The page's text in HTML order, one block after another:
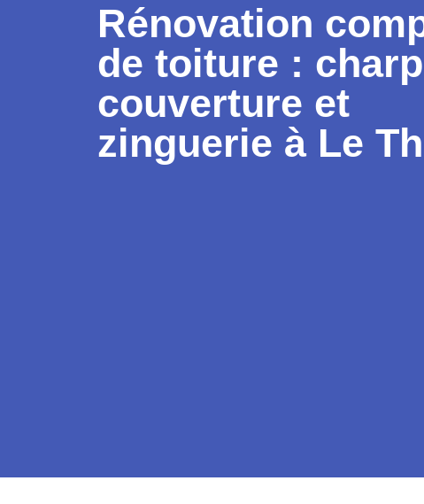
Rénovation
de toiture :
couverture et
zinguerie à Le